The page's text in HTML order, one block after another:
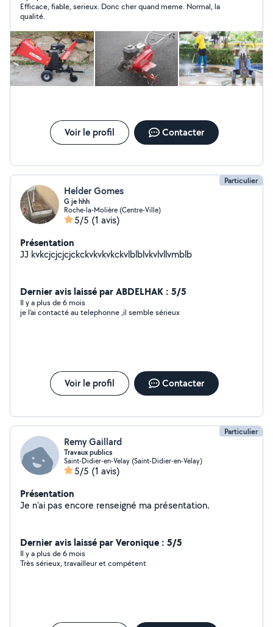
Efficace, fiable, serieux. Donc cher quand meme. Normal, la
qualité.
Voir le profil Contacter
Particulier
Helder Gomes
G je hhh
Roche-la-Molière (Centre-Ville)
5/5 (1 avis)
Présentation
JJ kvkcjcjcjcjckckvkvkvkckvlblblvkvlvllvmblb
Dernier avis laissé par ABDELHAK : 5/5
Il y a plus de 6 mois
je l'ai contacté au telephonne ,il semble sérieux
Voir le profil Contacter
Particulier
Remy Gaillard
Travaux publics
Saint-Didier-en-Velay (Saint-Didier-en-Velay)
5/5 (1 avis)
Présentation
Je n'ai pas encore renseigné ma présentation.
Dernier avis laissé par Veronique : 5/5
Il y a plus de 6 mois
Très sérieux, travailleur et compétent